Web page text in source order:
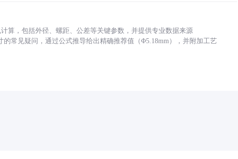
算，包括外径、螺距、公差等关键参数，并提供专业数据来源
的常见疑问，通过公式推导给出精确推荐值（Φ5.18mm），并附加工艺